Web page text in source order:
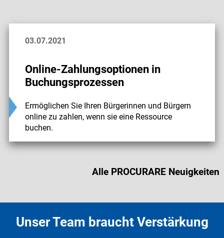
03.07.2021
Online-Zahlungsoptionen in
Buchungsprozessen
Ermöglichen Sie Ihren Bürgerinnen und Bürgern
online zu zahlen, wenn sie eine Ressource
buchen.
Alle PROCURARE Neuigkeiten
Unser Team braucht Verstärkung